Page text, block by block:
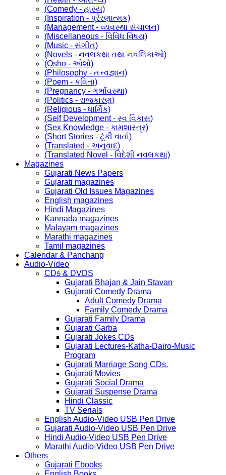
(Comedy - હાસ્ય)
(Inspiration - પ્રેરણાત્મક)
(Management - વ્યવસ્થા સંચાલન)
(Miscellaneous - વિવિધ વિષય)
(Music - સંગીત)
(Novels - નવલકથા તથા નવલિકાઓ)
(Osho - ઓશો)
(Philosophy - તત્ત્વજ્ઞાન)
(Poem - કવિતા)
(Pregnancy - ગર્ભાવસ્થા)
(Politics - રાજકારણ)
(Religious - ધાર્મિક)
(Self Development - સ્વ વિકાસ)
(Sex Knowledge - કામશાસ્ત્ર)
(Short Stories - ટૂંકી વાર્તા)
(Translated - અનુવાદ)
(Translated Novel - વિદેશી નવલકથા)
Magazines
Gujarati News Papers
Gujarati magazines
Gujarati Old Issues Magazines
English magazines
Hindi Magazines
Kannada magazines
Malayam magazines
Marathi magazines
Tamil magazines
Calendar & Panchang
Audio-Video
CDs & DVDS
Gujarati Bhajan & Jain Stavan
Gujarati Comedy Drama
Adult Comedy Drama
Family Comedy Drama
Gujarati Family Drama
Gujarati Garba
Gujarati Jokes CDs
Gujarati Lectures-Katha-Dairo-Music
Program
Gujarati Marriage Song CDs.
Gujarati Movies
Gujarati Social Drama
Gujarati Suspense Drama
Hindi Classic
TV Serials
English Audio-Video USB Pen Drive
Gujarati Audio-Video USB Pen Drive
Hindi Audio-Video USB Pen Drive
Marathi Audio-Video USB Pen Drive
Others
Gujarati Ebooks